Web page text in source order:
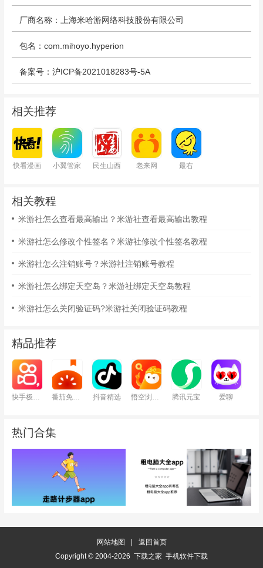
厂商名称：上海米哈游网络科技股份有限公司
包名：com.mihoyo.hyperion
备案号：沪ICP备2021018283号-5A
相关推荐
快看漫画 小翼管家 民生山西 老来网 最右
相关教程
米游社怎么查看最高输出？米游社查看最高输出教程
米游社怎么修改个性签名？米游社修改个性签名教程
米游社怎么注销账号？米游社注销账号教程
米游社怎么绑定天空岛？米游社绑定天空岛教程
米游社怎么关闭验证码?米游社关闭验证码教程
精品推荐
快手极速版 番茄免费小说 抖音精选 悟空浏览器 腾讯元宝 爱聊
热门合集
网站地图 |
返回首页
Copyright © 2004-2026 下载之家 手机软件下载